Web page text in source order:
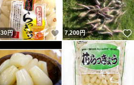
ね！
円 いいね！
7,200円